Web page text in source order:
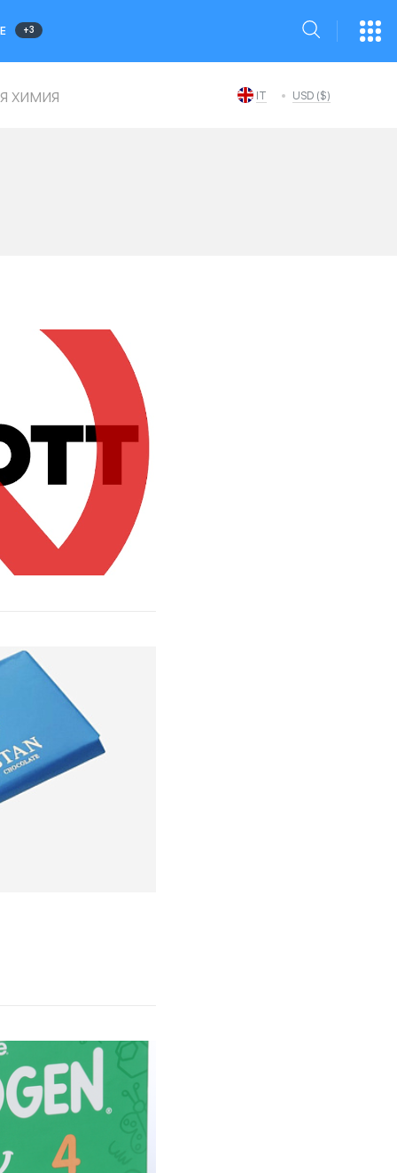
+3
USD ($)
IT
химия